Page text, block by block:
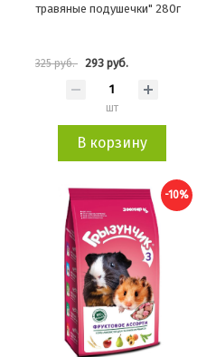
травяные подушечки" 280г
325 руб. 293 руб.
шт
В корзину
-10%